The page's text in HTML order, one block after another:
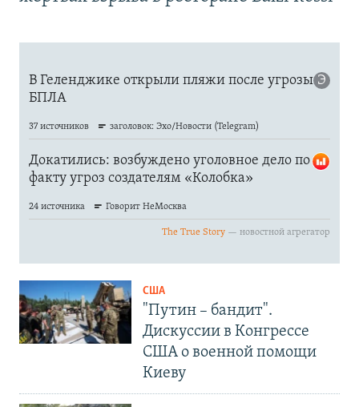
США
"Путин – бандит".
Дискуссии в Конгрессе
США о военной помощи
Киеву